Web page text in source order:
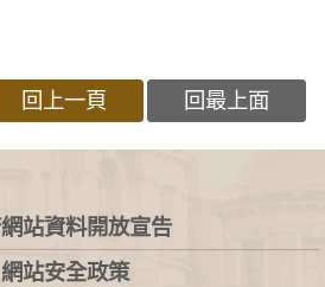
回上一頁 回最上面
站資料開放宣告
網站安全政策